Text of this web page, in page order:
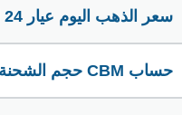
سعر الذهب اليوم عيار 24 الآن
حساب CBM حجم الشحنة التجارية